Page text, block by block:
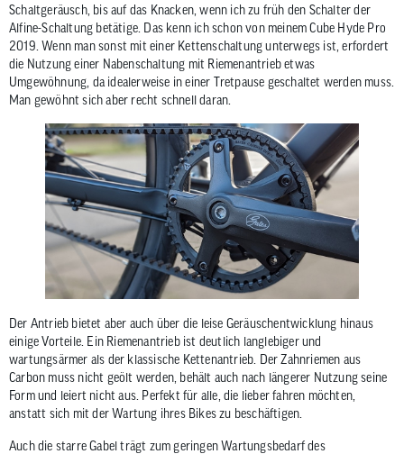
Schaltgeräusch, bis auf das Knacken, wenn ich zu früh den Schalter der
Alfine-Schaltung betätige. Das kenn ich schon von meinem Cube Hyde Pro
2019. Wenn man sonst mit einer Kettenschaltung unterwegs ist, erfordert
die Nutzung einer Nabenschaltung mit Riemenantrieb etwas
Umgewöhnung, da idealerweise in einer Tretpause geschaltet werden muss.
Man gewöhnt sich aber recht schnell daran.
Der Antrieb bietet aber auch über die leise Geräuschentwicklung hinaus
einige Vorteile. Ein Riemenantrieb ist deutlich langlebiger und
wartungsärmer als der klassische Kettenantrieb. Der Zahnriemen aus
Carbon muss nicht geölt werden, behält auch nach längerer Nutzung seine
Form und leiert nicht aus. Perfekt für alle, die lieber fahren möchten,
anstatt sich mit der Wartung ihres Bikes zu beschäftigen.
Auch die starre Gabel trägt zum geringen Wartungsbedarf des